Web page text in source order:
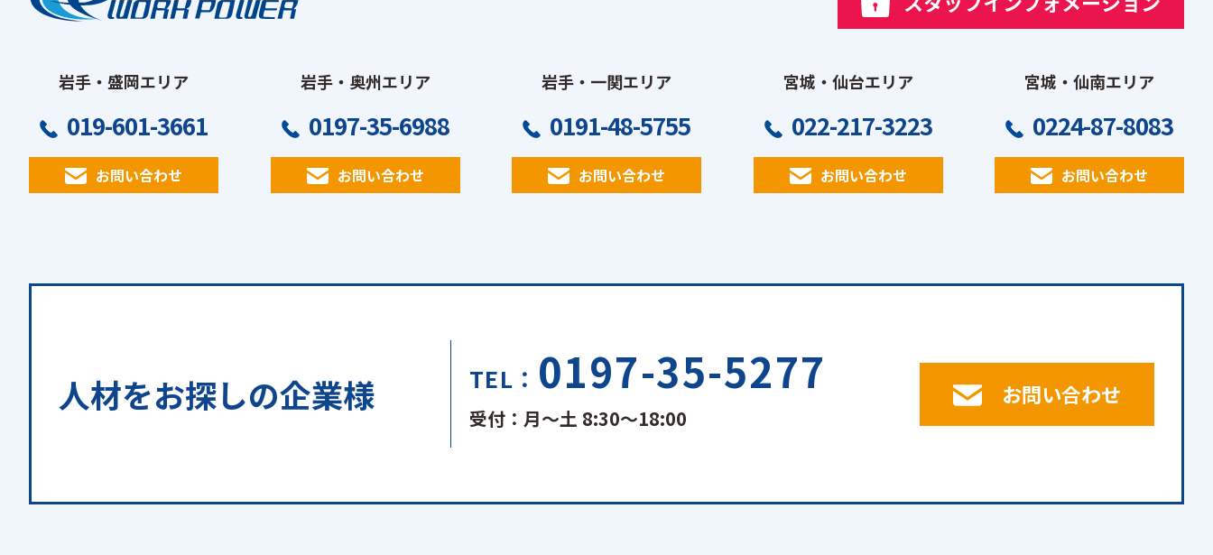
渉、入社支援 マッチングする
企業様を紹介していただきま
さんの入社後の定着支援も行っ
ト企業様へ定期訪問、新規開拓
認していただきます。市場調査
も行っていただきます。 ※しっ
渉、入社支援 マッチングする
さんの入社後の定着支援も行っ
ト企業様へ定期訪問、新規開拓
認していただきます。市場調査
も行っていただきます。 ※しっ
岩手・盛岡エリア
019-601-3661
お問い合わせ
岩手・奥州エリア
0197-35-6988
お問い合わせ
岩手・一関エリア
0191-48-5755
お問い合わせ
宮城・仙台エリア
022-217-3223
お問い合わせ
宮城・仙南エリア
0224-87-8083
お問い合わせ
人材をお探しの企業様 TEL： 0197-35-5277
受付：月～土 8:30～18:00
お問い合わせ